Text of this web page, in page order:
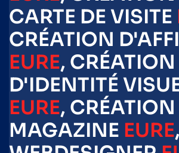
CARTE DE VISITE
CRÉATION
EURE, CRÉATION
D'IDENTITÉ
EURE, CRÉATION
MAGAZINE EURE,